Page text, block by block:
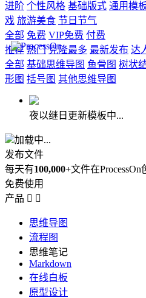
进阶 个性风格 基础版式 通用模
戏 旅游美食 节日节气
全部 免费 VIP免费 付费
推荐 热门 克隆最多 最新发布 达
全部 基础思维导图 鱼骨图 树状
形图 括号图 其他思维导图
夜以继日更新模板中...
加载中...
发布文件
每天有100,000+文件在ProcessOn
免费使用
产品  
思维导图
流程图
思维笔记
Markdown
在线白板
原型设计